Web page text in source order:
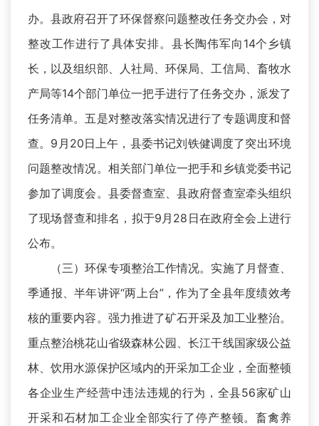
办。县政府召开了环保督察问题整改任务交办会，对
整改工作进行了具体安排。县长陶伟军向14个乡镇
长，以及组织部、人社局、环保局、工信局、畜牧水
产局等14个部门单位一把手进行了任务交办，派发了
任务清单。五是对整改落实情况进行了专题调度和督
查。9月20日上午，县委书记刘铁健调度了突出环境
问题整改情况。相关部门单位一把手和乡镇党委书记
参加了调度会。县委督查室、县政府督查室牵头组织
了现场督查和排名，拟于9月28日在政府全会上进行
公布。
（三）环保专项整治工作情况。实施了月督查、
季通报、半年讲评“两上台”，作为了全县年度绩效考
核的重要内容。强力推进了矿石开采及加工业整治。
重点整治桃花山省级森林公园、长江干线国家级公益
林、饮用水源保护区域内的开采加工企业，全面整顿
各企业生产经营中违法违规的行为，全县56家矿山
开采和石材加工企业全部实行了停产整顿。畜禽养